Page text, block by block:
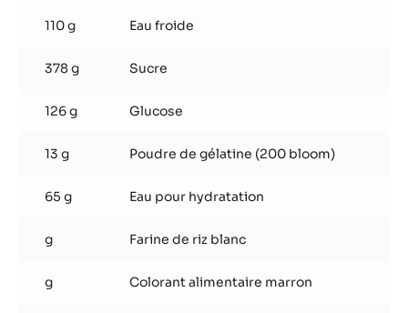
jaune
110 g Eau froide
378 g Sucre
126 g Glucose
13 g Poudre de gélatine (200 bloom)
65 g Eau pour hydratation
g Farine de riz blanc
g Colorant alimentaire marron